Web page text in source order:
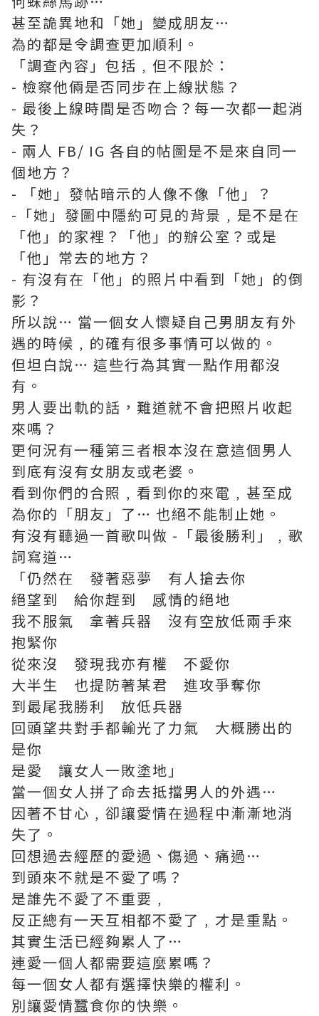
甚至詭異地和「她」變成朋友…
為的都是令調查更加順利。
「調查內容」包括﹐但不限於：
- 檢察他倆是否同步在上線狀態？
- 最後上線時間是否吻合？每一次都一起消
失？
- 兩人 FB/ IG 各自的帖圖是不是來自同一
個地方？
- 「她」發帖暗示的人像不像「他」？
-「她」發圖中隱約可見的背景﹐是不是在
「他」的家裡？「他」的辦公室？或是
「他」常去的地方？
- 有沒有在「他」的照片中看到「她」的倒
影？
所以說… 當一個女人懷疑自己男朋友有外
遇的時候﹐的確有很多事情可以做的。
但坦白說… 這些行為其實一點作用都沒
有。
男人要出軌的話，難道就不會把照片收起
來嗎？
更何況有一種第三者根本沒在意這個男人
到底有沒有女朋友或老婆。
看到你們的合照﹐看到你的來電﹐甚至成
為你的「朋友」了… 也絕不能制止她。
有沒有聽過一首歌叫做 -「最後勝利」﹐歌
詞寫道…
「仍然在 發著惡夢 有人搶去你
絕望到 給你趕到 感情的絕地
我不服氣 拿著兵器 沒有空放低兩手來
抱緊你
從來沒 發現我亦有權 不愛你
大半生 也提防著某君 進攻爭奪你
到最尾我勝利 放低兵器
回頭望共對手都輸光了力氣 大概勝出的
是你
是愛 讓女人一敗塗地」
當一個女人拼了命去抵擋男人的外遇…
因著不甘心﹐卻讓愛情在過程中漸漸地消
失了。
回想過去經歷的愛過、傷過、痛過…
到頭來不就是不愛了嗎？
是誰先不愛了不重要﹐
反正總有一天互相都不愛了﹐才是重點。
其實生活已經夠累人了…
連愛一個人都需要這麼累嗎？
每一個女人都有選擇快樂的權利。
別讓愛情蠶食你的快樂。